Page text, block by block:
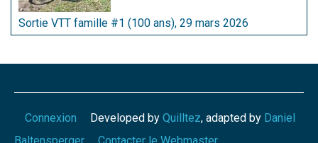
Sortie VTT famille #1 (100 ans), 29 mars 2026
Connexion Developed by Quilltez, adapted by Daniel